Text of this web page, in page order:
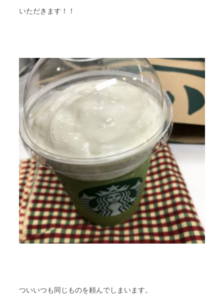
いただきます！！
ついいつも同じものを頼んでしまいます。